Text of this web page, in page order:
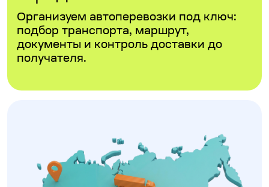
Организуем автоперевозки под ключ:
подбор транспорта, маршрут,
документы и контроль доставки до
получателя.